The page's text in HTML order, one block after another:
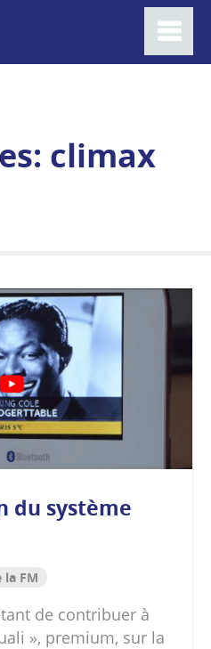
climax
du système
la FM
de contribuer à
», premium, sur la